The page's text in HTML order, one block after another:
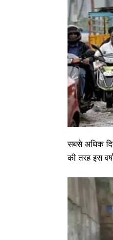
सबसे अधिक
की तरह इस